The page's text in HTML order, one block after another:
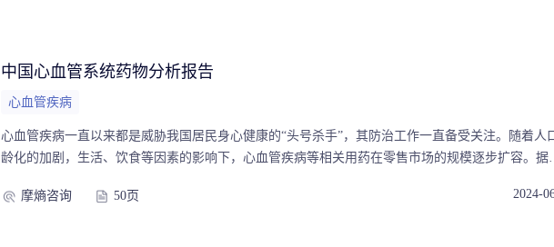
中国心血管系统药物分析报告
心血管疾病
心血管疾病一直以来都是威胁我国居民身心健康的“头号杀手”，其防治工作一直备受关注。随着人
龄化的加剧，生活、饮食等因素的影响下，心血管疾病等相关用药在零售市场的规模逐步扩容。据
影响下，零售端销售额占比逐年增加，由2018年11.0%增长至2022年16.0%，销售额也突破200亿。
摩熵咨询 50页 2024-